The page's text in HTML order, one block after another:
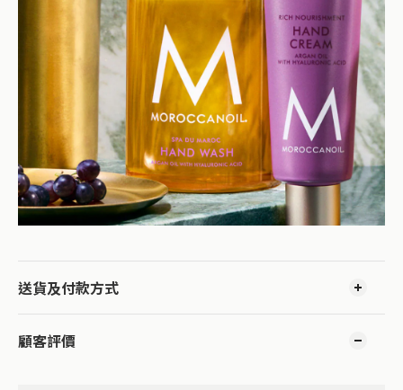
送貨及付款方式
顧客評價